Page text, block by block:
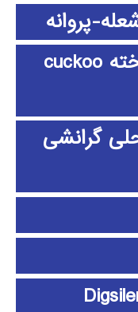
پروانه
الگوریتم جستجوی فاخته cuckoo
گرانشی